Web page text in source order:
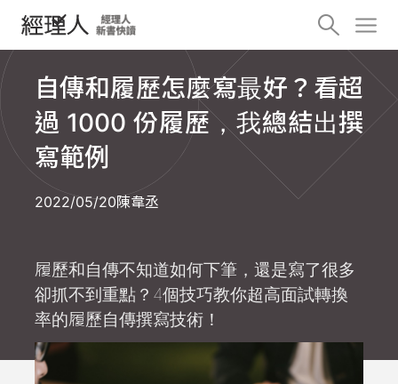
自傳和履歷怎麼寫最好？看超
過 1000 份履歷，我總結出撰
寫範例
2022/05/20陳韋丞
履歷和自傳不知道如何下筆，還是寫了很多
卻抓不到重點？4個技巧教你超高面試轉換
率的履歷自傳撰寫技術！